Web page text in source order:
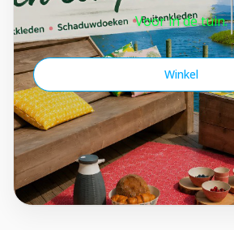
Voor in de tuin.
Winkel